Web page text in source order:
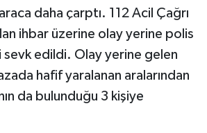
daha çarptı. 112 Acil Çağrı
ihbar üzerine olay yerine polis
sevk edildi. Olay yerine gelen
hafif yaralanan aralarından
da bulunduğu 3 kişiye